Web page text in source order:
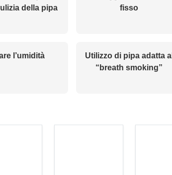
della pipa
fisso
l’umidità
Utilizzo di pipa adatta al
“breath smoking”